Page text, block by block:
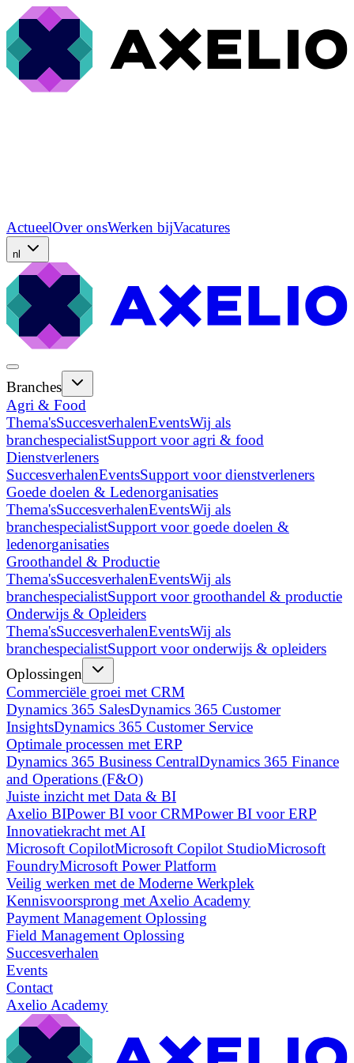
ActueelOver onsWerken bijVacatures
nl
Branches
Agri & Food
Thema'sSuccesverhalenEventsWij als
branchespecialistSupport voor agri & food
Dienstverleners
SuccesverhalenEventsSupport voor dienstverleners
Goede doelen & Ledenorganisaties
Thema'sSuccesverhalenEventsWij als
branchespecialistSupport voor goede doelen &
ledenorganisaties
Groothandel & Productie
Thema'sSuccesverhalenEventsWij als
branchespecialistSupport voor groothandel & productie
Onderwijs & Opleiders
Thema'sSuccesverhalenEventsWij als
branchespecialistSupport voor onderwijs & opleiders
Oplossingen
Commerciële groei met CRM
Dynamics 365 SalesDynamics 365 Customer
InsightsDynamics 365 Customer Service
Optimale processen met ERP
Dynamics 365 Business CentralDynamics 365 Finance
and Operations (F&O)
Juiste inzicht met Data & BI
Axelio BIPower BI voor CRMPower BI voor ERP
Innovatiekracht met AI
Microsoft CopilotMicrosoft Copilot StudioMicrosoft
FoundryMicrosoft Power Platform
Veilig werken met de Moderne Werkplek
Kennisvoorsprong met Axelio Academy
Payment Management Oplossing
Field Management Oplossing
Succesverhalen
Events
Contact
Axelio Academy